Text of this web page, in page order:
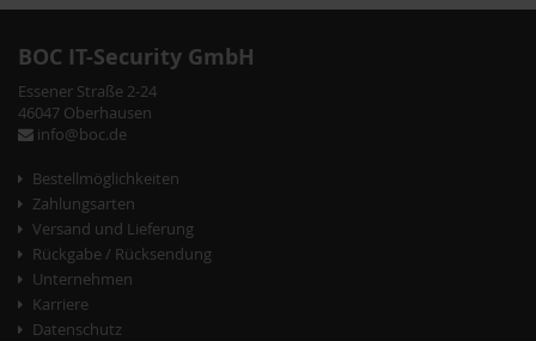
BOC IT-Security GmbH
Essener Straße 2-24
46047 Oberhausen
info@boc.de
Bestellmöglichkeiten
Zahlungsarten
Versand und Lieferung
Rückgabe / Rücksendung
Unternehmen
Karriere
Datenschutz